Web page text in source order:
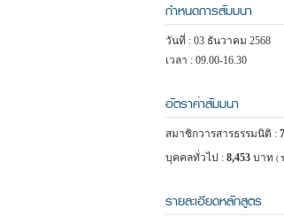
กำหนดการสัมมนา
วันที่ : 03 ธันวาคม 2568
เวลา : 09.00-16.30
อัตราค่าสัมมนา
สมาชิกวารสารธรรมนิติ :
บุคคลทั่วไป : 8,453 บาท (
รายละเอียดหลักสูตร